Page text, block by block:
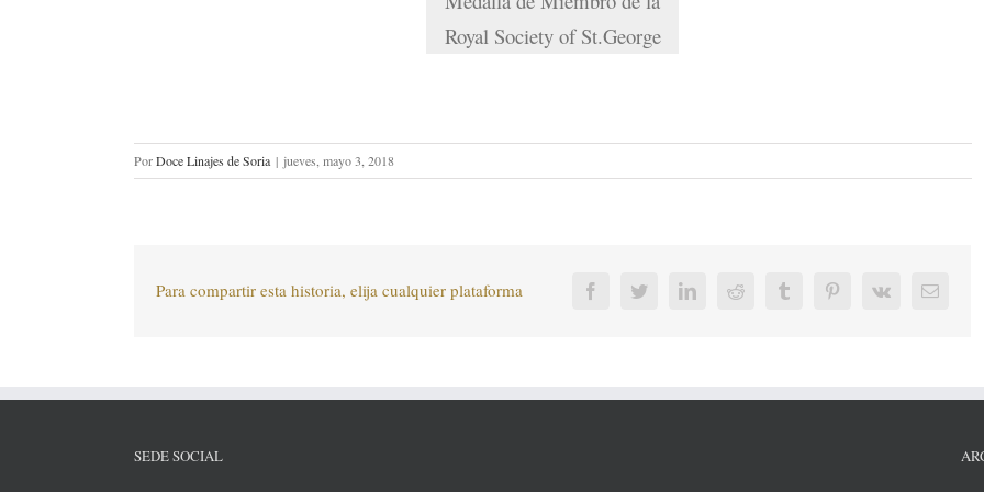
Royal Society of St.George
PorDoce Linajes de Soria | jueves, mayo 3, 2018
Para compartir esta historia, elija cualquier plataforma FacebookTwitterLinkedInReddit Tumblr PinterestVk
Correo
SEDE SOCIAL